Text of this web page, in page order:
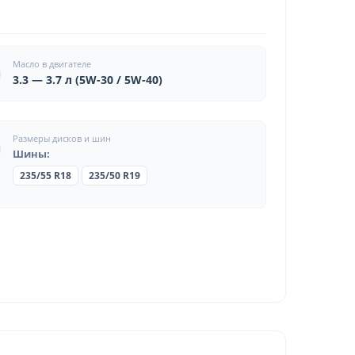
Масло в двигателе
3.3 — 3.7 л (5W-30 / 5W-40)
Размеры дисков и шин
Шины:
235/55 R18 235/50 R19